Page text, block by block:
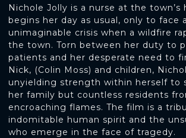
Nichole Jolly is a nurse at the town’s
begins her day as usual, only to face
unimaginable crisis when a wildfire
the town. Torn between her duty to
patients and her desperate need to
Nick, (Colin Moss) and children,
unyielding strength within herself to
her family but countless residents
encroaching flames. The film is a
indomitable human spirit and the
who emerge in the face of tragedy.